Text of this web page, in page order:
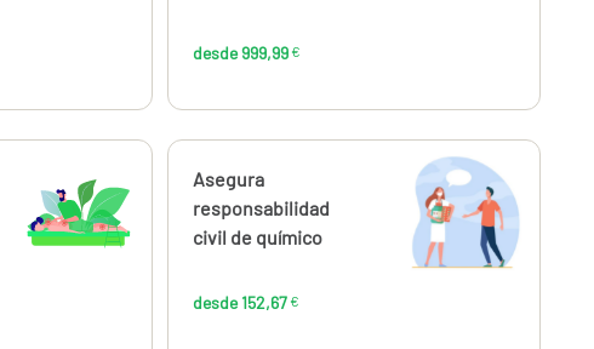
desde 999,99 €
152,67€
Calcúlalo ahora
Asegura
responsabilidad
civil de químico
desde 152,67 €
152,67 €